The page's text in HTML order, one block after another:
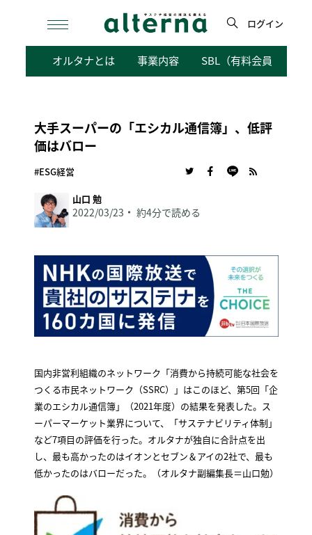
検
ログイン
オルタナとは 事業内容 SBL（有料会員向けサ
大手スーパーの「エシカル通信簿」、低評
価はバロー
#ESG経営
山口 勉
2022/03/23 約4分で読める
国内非営利組織のネットワーク「消費から持続可能な社会を
つくる市民ネットワーク（SSRC）」はこのほど、第5回「企
業のエシカル通信簿」（2021年度）の結果を発表した。ス
ーパーマーケット業界について、「サステナビリティ体制」
など7項目の評価を行った。オルタナが独自に合計点を出
し、最も高かったのはイオンとセブン＆アイの2社で、最も
低かったのはバローだった。（オルタナ副編集長＝山口勉）